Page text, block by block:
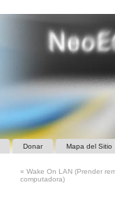
Donar Mapa del Sitio
« Wake On LAN (Prender
computadora)